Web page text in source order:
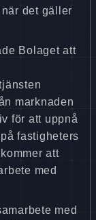
det gäller
Bolaget att
marknaden
för att uppnå
fastigheters
att
med
med